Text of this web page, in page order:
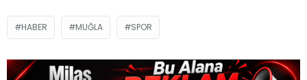
HABER MUĞLA SPOR